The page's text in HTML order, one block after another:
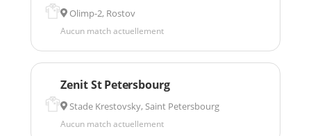
Olimp-2, Rostov
Aucun match actuellement
Zenit St Petersbourg
Stade Krestovsky, Saint Petersbourg
Aucun match actuellement